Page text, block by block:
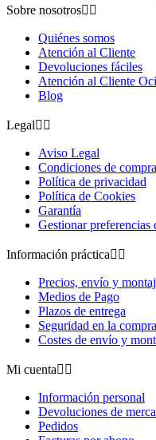
Sobre nosotros 
Quiénes somos
Atención al Cliente
Devoluciones fáciles
Atención al Cliente
Blog
Legal 
Aviso Legal
Condiciones de compra
Política de privacidad
Política de Cookies
Garantía
Gestionar preferencias
Información práctica 
Precios, envío y
Medios de Pago
Plazos de entrega
Seguridad en la compra
Costes de envío y
Mi cuenta 
Información personal
Devoluciones de
Pedidos